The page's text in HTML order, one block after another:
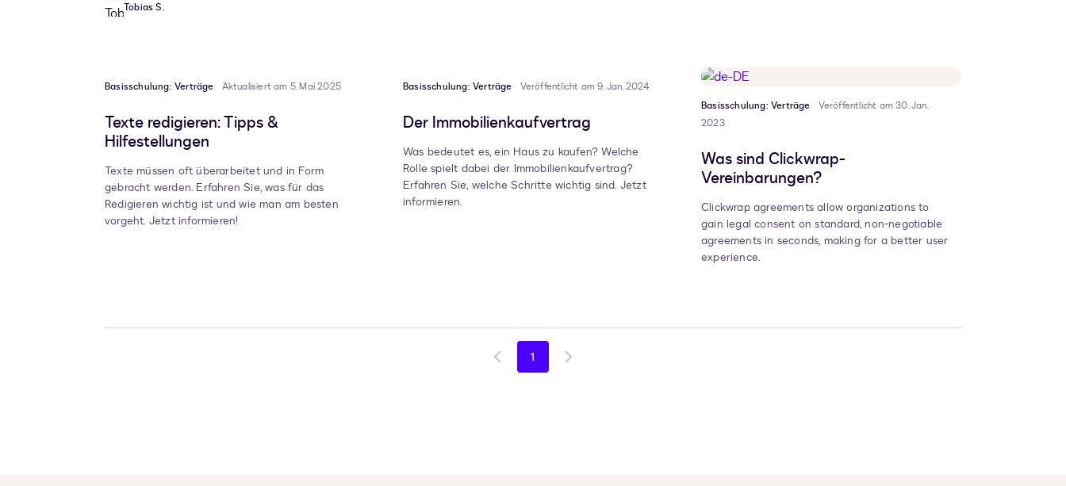
Tobias S.
Basisschulung: Verträge Aktualisiert am 5. Mai 2025
Texte redigieren: Tipps &
Hilfestellungen
Texte müssen oft überarbeitet und in Form
gebracht werden. Erfahren Sie, was für das
Redigieren wichtig ist und wie man am besten
vorgeht. Jetzt informieren!
Basisschulung: Verträge Veröffentlicht am 9. Jan. 2024
Der Immobilienkaufvertrag
Was bedeutet es, ein Haus zu kaufen? Welche
Rolle spielt dabei der Immobilienkaufvertrag?
Erfahren Sie, welche Schritte wichtig sind. Jetzt
informieren.
Basisschulung: Verträge
Veröffentlicht am 30. Jan.
2023
Was sind Clickwrap-
Vereinbarungen?
Clickwrap agreements allow organizations to
gain legal consent on standard, non-negotiable
agreements in seconds, making for a better user
experience.
Go
1
Go